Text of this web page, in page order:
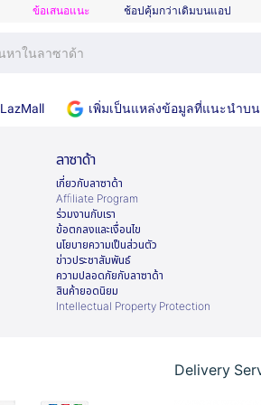
ข้อเสนอแนะ ช้อปคุ้มกว่าเดิมบนแอป
LazMall เพิ่มเป็นแหล่งข้อมูลที่แนะนำบน
ลาซาด้า
เกี่ยวกับลาซาด้า
Afﬁliate Program
ร่วมงานกับเรา
ข้อตกลงและเงื่อนไข
นโยบายความเป็นส่วนตัว
ข่าวประชาสัมพันธ์
ความปลอดภัยกับลาซาด้า
สินค้ายอดนิยม
Intellectual Property Protection
Delivery